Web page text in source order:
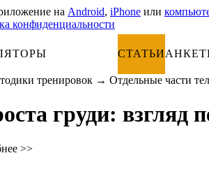
на Android, iPhone или
конфиденциальности
СТАТЬИ
тренировок→ Отдельные части
груди: взгляд
>>